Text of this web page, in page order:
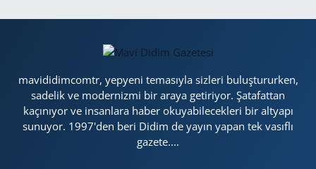
mavididimcomtr, yepyeni temasıyla sizleri buluştururken,
sadelik ve modernizmi bir araya getiriyor. Şatafattan
kaçınıyor ve insanlara haber okuyabilecekleri bir altyapı
sunuyor. 1997'den beri Didim de yayın yapan tek vasıflı
gazete....